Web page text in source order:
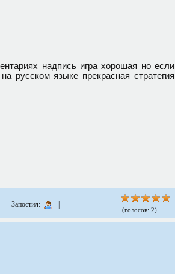
надпись игра хорошая но если
русском языке прекрасная стратегия
Запостил:
(голосов: 2)